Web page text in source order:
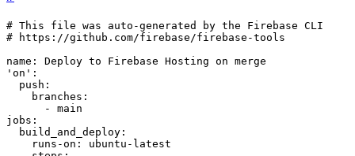
# This file was auto-generated by the Firebase CLI
# https://github.com/firebase/firebase-tools
name :
Deploy to Firebase Hosting on merge
'on' :
push :
branches :
- main
jobs :
build_and_deploy :
runs-on :
ubuntu-latest